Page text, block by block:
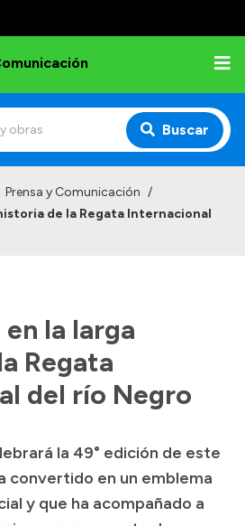
Buscar
Prensa y Comunicación /
de la Regata Internacional
en la larga
Regata
del río Negro
la 49° edición de este
convertido en un emblema
y que ha acompañado a